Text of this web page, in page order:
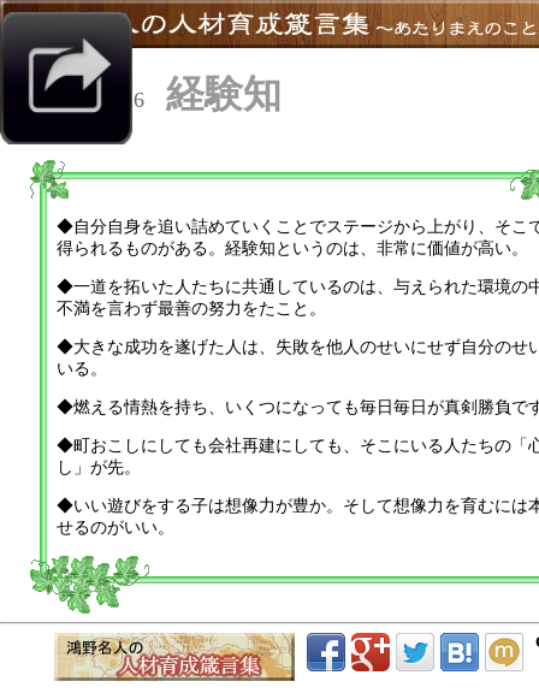
箴言の516 経験知
◆自分自身を追い詰めていくことでステージから上がり、そこ
得られるものがある。経験知というのは、非常に価値が高い。
◆一道を拓いた人たちに共通しているのは、与えられた環境の
不満を言わず最善の努力をたこと。
◆大きな成功を遂げた人は、失敗を他人のせいにせず自分のせ
いる。
◆燃える情熱を持ち、いくつになっても毎日毎日が真剣勝負で
◆町おこしにしても会社再建にしても、そこにいる人たちの「
し」が先。
◆いい遊びをする子は想像力が豊か。そして想像力を育むには
せるのがいい。